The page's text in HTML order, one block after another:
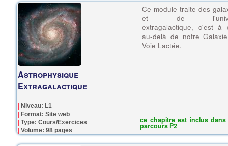
Astrophysique
Extragalactique
Niveau: L1
Format: Site web
Type: Cours/Exercices
Volume: 98 pages
Ce module traite des
et de
extragalactique, c'est à
au-delà de notre
Voie Lactée.
ce chapitre est inclus dans
parcours P2